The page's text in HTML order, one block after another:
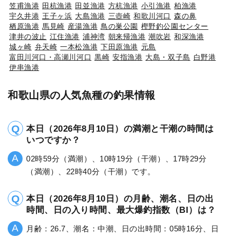
笠甫漁港 田杭漁港 田並漁港 方杭漁港 小引漁港 柏漁港
宇久井港 王子ヶ浜 大島漁港 三壺崎 和歌川河口 森の鼻
栖原漁港 馬見崎 産湯漁港 鳥の巣公園 樫野釣公園センター
津井の波止 江住漁港 浦神湾 朝来帰漁港 潮吹岩 和深漁港
城ヶ崎 弁天崎 一本松漁港 下田原漁港 元島
富田川河口・高瀬川河口 黒崎 安指漁港 大島・双子島 白野港
伊串漁港
和歌山県の人気魚種の釣果情報
本日（2026年8月10日）の満潮と干潮の時間は
いつですか？
02時59分（満潮）、10時19分（干潮）、17時29分
（満潮）、22時40分（干潮）です。
本日（2026年8月10日）の月齢、潮名、日の出
時間、日の入り時間、最大爆釣指数（BI）は？
月齢：26.7、潮名：中潮、日の出時間：05時16分、日